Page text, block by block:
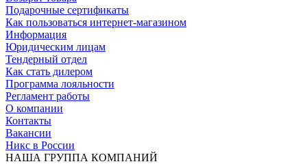
Подарочные сертификаты
Как пользоваться интернет-магазином
Информация
Юридическим лицам
Тендерный отдел
Как стать дилером
Программа лояльности
Регламент работы
О компании
Контакты
Вакансии
Никс в России
НАША ГРУППА КОМПАНИЙ